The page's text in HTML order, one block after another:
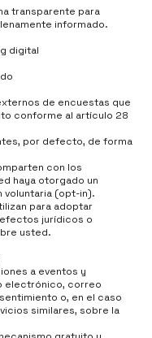
transparente para
informado.
digital
de encuestas que
conforme al artículo 28
por defecto, de forma
con los
haya otorgado un
(opt-in).
para adoptar
jurídicos o
usted.
a eventos y
electrónico, correo
o, en el caso
similares, sobre la